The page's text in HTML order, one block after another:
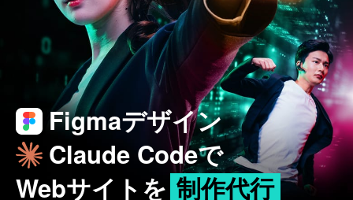
Figmaデザイン
Claude Codeで
Webサイトを 制作代行